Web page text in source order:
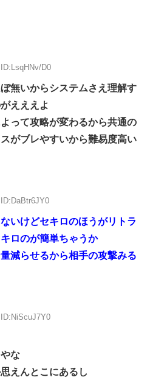
D0
無いからシステムさえ理解す
えええよ
って攻略が変わるから共通の
がブレやすいから難易度高い
いけどセキロのほうがリトラ
ロのが簡単ちゃうか
減らせるから相手の攻撃みる
な
えんとこにあるし